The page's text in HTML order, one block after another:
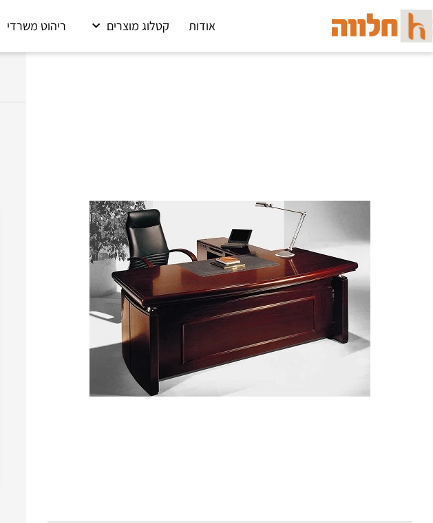
אודות קטלוג מוצרים ריהוט משרדי